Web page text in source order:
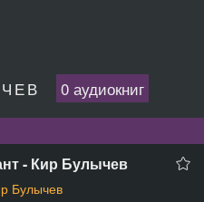
0 аудиокниг
- Кир Булычев
Булычев